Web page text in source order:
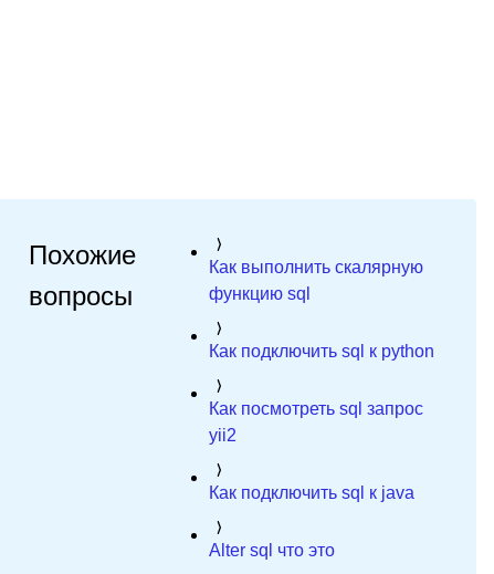
Похожие
вопросы
Как выполнить скалярную
функцию sql
Как подключить sql к python
Как посмотреть sql запрос
yii2
Как подключить sql к java
Alter sql что это